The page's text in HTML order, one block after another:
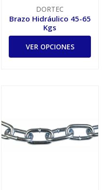
DORTEC
Brazo Hidráulico 45-65
Kgs
VER OPCIONES